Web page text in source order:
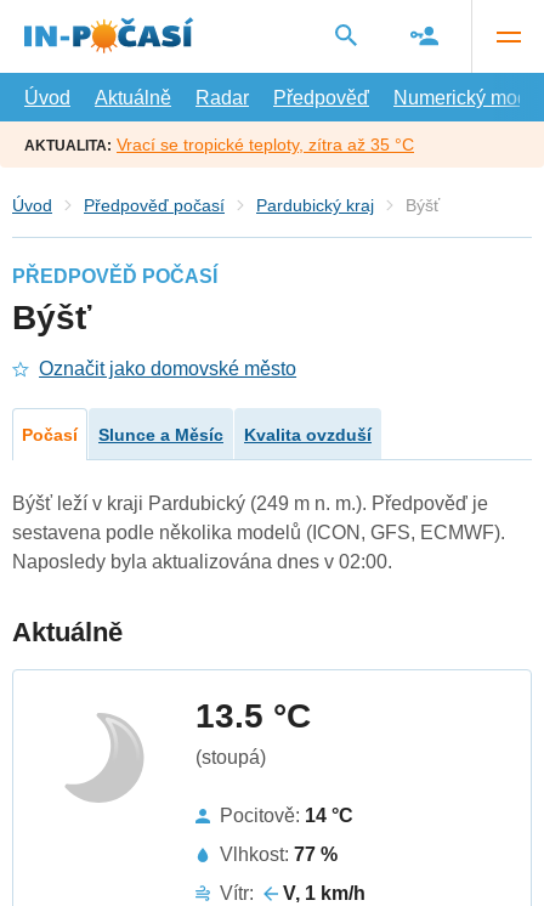
hlavní
Úvod
Aktuálně Radar Předpověď Numerický model
AKTUALITA: Vrací se tropické teploty, zítra až 35 °C
Úvod Předpověď počasí Pardubický kraj Býšť
PŘEDPOVĚĎ POČASÍ
Býšť
Označit jako domovské město
Počasí Slunce a Měsíc Kvalita ovzduší
Býšť leží v kraji Pardubický (249 m n. m.). Předpověď je
sestavena podle několika modelů (ICON, GFS, ECMWF).
Naposledy byla aktualizována dnes v 02:00.
Aktuálně
13.5 °C
(stoupá)
Pocitově: 14 °C
Vlhkost: 77 %
Vítr:
V, 1 km/h